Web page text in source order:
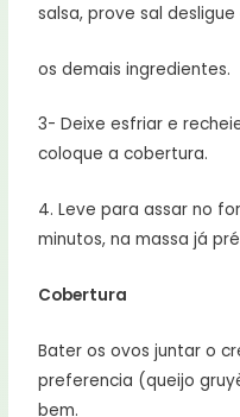
salsa, prove sal
os demais ingredientes.
3- Deixe esfriar e
coloque a cobertura.
4. Leve para assar no
minutos, na massa já
Cobertura
Bater os ovos juntar o
preferencia (queijo
bem.